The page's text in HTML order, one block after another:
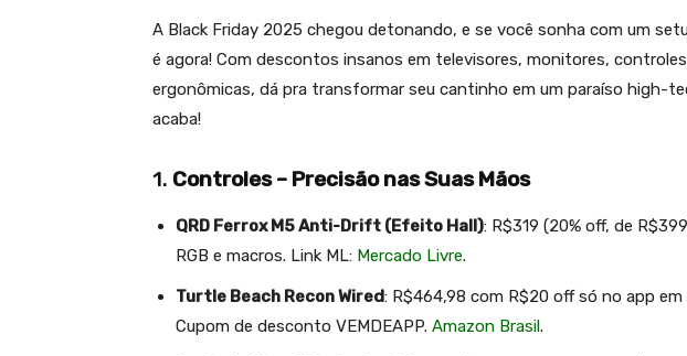
A Black Friday 2025 chegou detonando, e se você sonha com um
é agora! Com descontos insanos em televisores, monitores,
ergonômicas, dá pra transformar seu cantinho em um paraíso high-
acaba!
1. Controles – Precisão nas Suas Mãos
QRD Ferrox M5 Anti-Drift (Efeito Hall): R$319 (20% off, de
RGB e macros. Link ML: Mercado Livre.
Turtle Beach Recon Wired: R$464,98 com R$20 off só no app em
Cupom de desconto VEMDEAPP. Amazon Brasil.